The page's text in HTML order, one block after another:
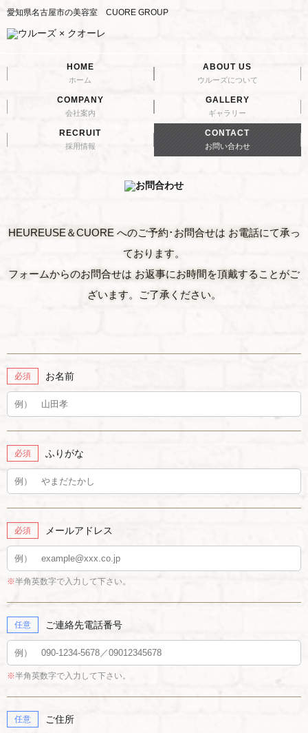
愛知県名古屋市の美容室 CUORE GROUP
HOME
ホーム
ABOUT US
ウルーズについて
COMPANY
会社案内
GALLERY
ギャラリー
RECRUIT
採用情報
CONTACT
お問い合わせ
HEUREUSE＆CUORE へのご予約･お問合せは お電話にて承っ
ております。
フォームからのお問合せは お返事にお時間を頂戴することがご
ざいます。ご了承ください。
必須 お名前
必須 ふりがな
必須 メールアドレス
※半角英数字で入力して下さい。
任意 ご連絡先電話番号
※半角英数字で入力して下さい。
任意 ご住所